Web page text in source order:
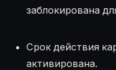
заблокирована
Срок действия
активирована.